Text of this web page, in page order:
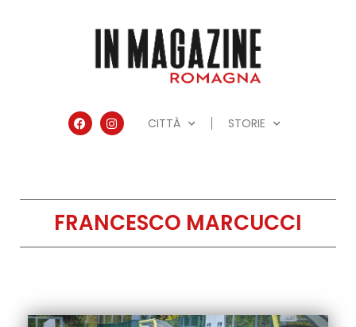
CITTÀ STORIE
FRANCESCO MARCUCCI